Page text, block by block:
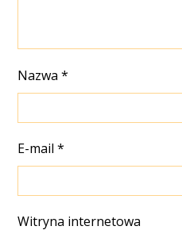
Nazwa*
E-mail*
Witryna internetowa